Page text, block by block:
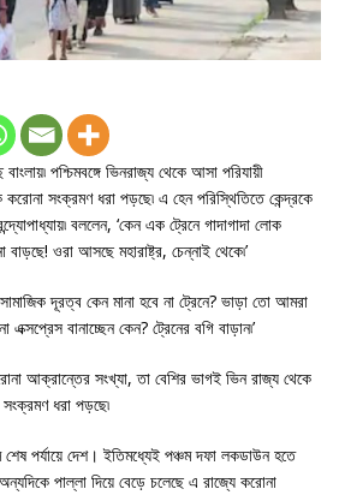
পশ্চিমবঙ্গে ভিনরাজ্য থেকে আসা পরিযায়ী
সংক্রমণ ধরা পড়ছে৷ এ হেন পরিস্থিতিতে কেন্দ্রকে
বললেন, ‘কেন এক ট্রেনে গাদাগাদা লোক
ওরা আসছে মহারাষ্ট্র, চেন্নাই থেকে৷’
সামাজিক দূরত্ব কেন মানা হবে না ট্রেনে? ভাড়া তো আমরা
এক্সপ্রেস বানাচ্ছেন কেন? ট্রেনের বগি বাড়ান৷’
আক্রান্তের সংখ্যা, তা বেশির ভাগই ভিন রাজ্য থেকে
ধরা পড়ছে৷
পর্যায়ে দেশ। ইতিমধ্যেই পঞ্চম দফা লকডাউন হতে
পাল্লা দিয়ে বেড়ে চলেছে এ রাজ্যে করোনা